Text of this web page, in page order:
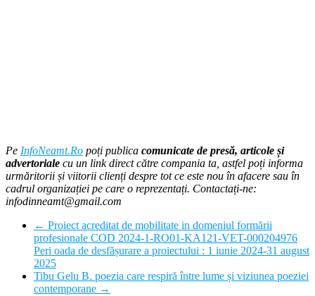
Pe InfoNeamt.Ro poți publica comunicate de presă, articole și
advertoriale cu un link direct către compania ta, astfel poți informa
urmăritorii și viitorii clienți despre tot ce este nou în afacere sau în
cadrul organizației pe care o reprezentați. Contactați-ne:
infodinneamt@gmail.com
← Proiect acreditat de mobilitate in domeniul formării
profesionale COD 2024-1-RO01-KA121-VET-000204976
Peri oada de desfășurare a proiectului : 1 iunie 2024-31 august
2025
Tibu Gelu B. poezia care respiră între lume și viziunea poeziei
contemporane →